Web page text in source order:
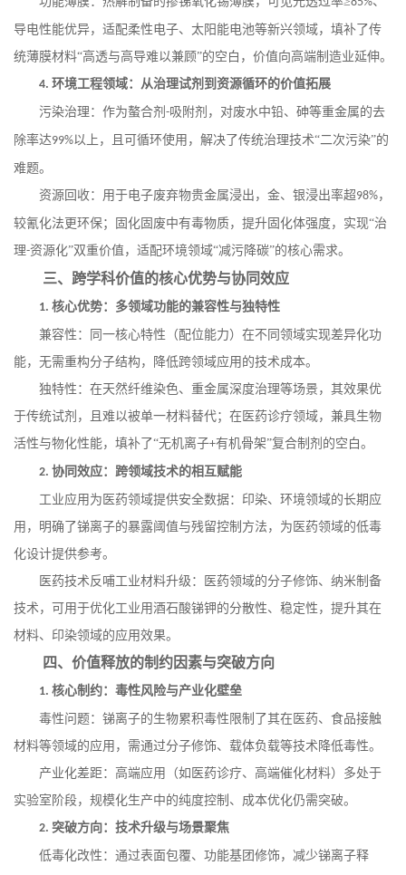
导电性能优异，适配柔性电子、太阳能电池等新兴领域，填补了传
统薄膜材料“高透与高导难以兼顾”的空白，价值向高端制造业延伸。
4. 环境工程领域：从治理试剂到资源循环的价值拓展
污染治理：作为螯合剂 -吸附剂，对废水中铅、砷等重金属的去
除率达99%以上，且可循环使用，解决了传统治理技术“二次污染”的
难题。
资源回收：用于电子废弃物贵金属浸出，金、银浸出率超98%，
较氰化法更环保；固化固废中有毒物质，提升固化体强度，实现“治
理-资源化”双重价值，适配环境领域“减污降碳”的核心需求。
三、跨学科价值的核心优势与协同效应
1. 核心优势：多领域功能的兼容性与独特性
兼容性：同一核心特性（配位能力）在不同领域实现差异化功
能，无需重构分子结构，降低跨领域应用的技术成本。
独特性：在天然纤维染色、重金属深度治理等场景，其效果优
于传统试剂，且难以被单一材料替代；在医药诊疗领域，兼具生物
活性与物化性能，填补了“无机离子+有机骨架”复合制剂的空白。
2. 协同效应：跨领域技术的相互赋能
工业应用为医药领域提供安全数据：印染、环境领域的长期应
用，明确了锑离子的暴露阈值与残留控制方法，为医药领域的低毒
化设计提供参考。
医药技术反哺工业材料升级：医药领域的分子修饰、纳米制备
技术，可用于优化工业用酒石酸锑钾的分散性、稳定性，提升其在
材料、印染领域的应用效果。
四、价值释放的制约因素与突破方向
1. 核心制约：毒性风险与产业化壁垒
毒性问题：锑离子的生物累积毒性限制了其在医药、食品接触
材料等领域的应用，需通过分子修饰、载体负载等技术降低毒性。
产业化差距：高端应用（如医药诊疗、高端催化材料）多处于
实验室阶段，规模化生产中的纯度控制、成本优化仍需突破。
2. 突破方向：技术升级与场景聚焦
低毒化改性：通过表面包覆、功能基团修饰，减少锑离子释